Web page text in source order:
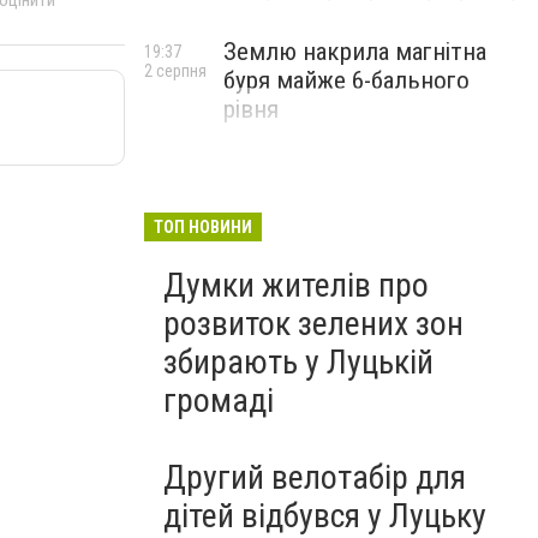
Землю накрила магнітна
буря майже 6-бального
рівня
19:37
2 серпня
ТОП НОВИНИ
Думки жителів про
розвиток зелених зон
збирають у Луцькій
громаді
Другий велотабір для
дітей відбувся у Луцьку